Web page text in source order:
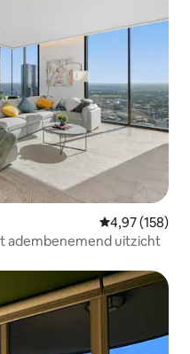
Gemiddelde
4,97 (158)
adembenemend uitzicht